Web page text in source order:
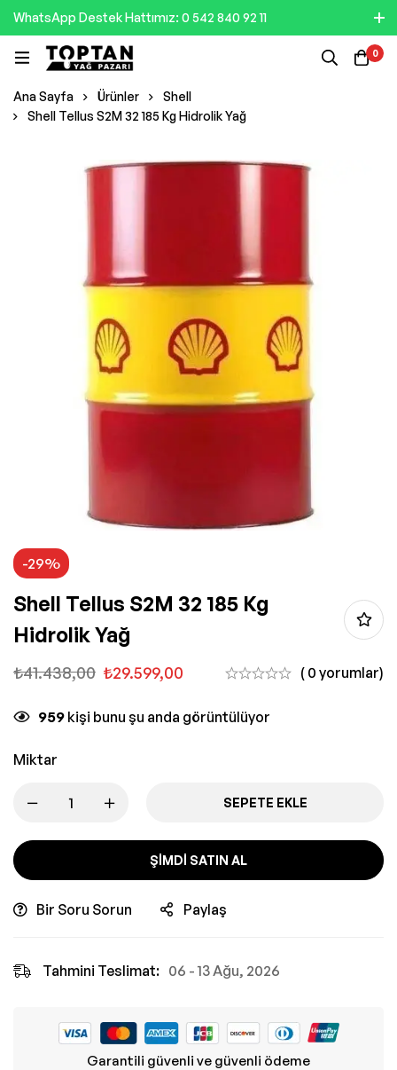
WhatsApp Destek Hattımız: 0 542 840 92 11
0
Ana Sayfa Ürünler
Shell
Shell Tellus S2M 32 185 Kg Hidrolik Yağ
-29%
Shell Tellus S2M 32 185 Kg
Hidrolik Yağ
₺41.438,00 ₺29.599,00 ( 0 yorumlar)
959 kişi bunu şu anda görüntülüyor
Miktar
SEPETE EKLE
ŞIMDI SATIN AL
Bir Soru Sorun Paylaş
Tahmini Teslimat: 06 - 13 Ağu, 2026
Garantili güvenli ve güvenli ödeme